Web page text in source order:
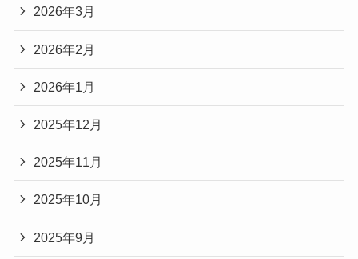
2026年3月
2026年2月
2026年1月
2025年12月
2025年11月
2025年10月
2025年9月